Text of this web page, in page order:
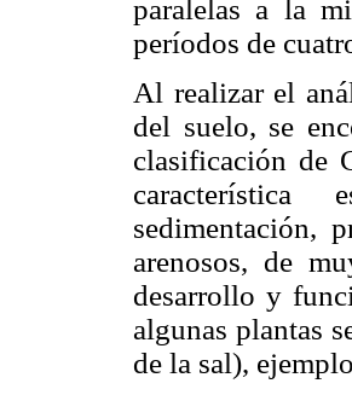
paralelas a la
períodos de
Al realizar el
del suelo, se
clasificación de
característica
sedimentación,
arenosos, de
desarrollo y
algunas plantas
de la sal),